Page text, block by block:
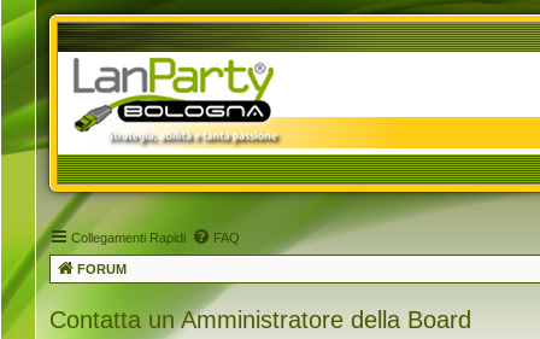
Collegamenti Rapidi FAQ
FORUM
Contatta un Amministratore della Board